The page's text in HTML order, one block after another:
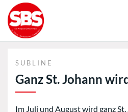
SUBLINE
Ganz St. Johann
Im Juli und August wird ganz